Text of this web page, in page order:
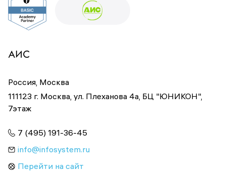
АИС
Россия, Москва
111123 г. Москва, ул. Плеханова 4а, БЦ "ЮНИКОН",
7этаж
7 (495) 191-36-45
info@infosystem.ru
Перейти на сайт